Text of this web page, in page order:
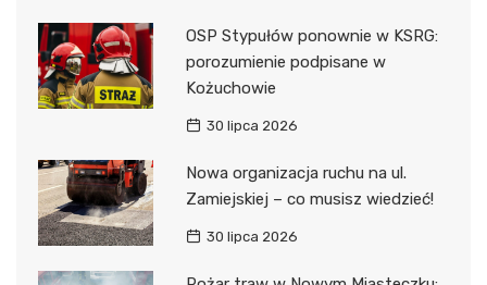
OSP Stypułów ponownie w KSRG:
porozumienie podpisane w
Kożuchowie
30 lipca 2026
Nowa organizacja ruchu na ul.
Zamiejskiej – co musisz wiedzieć!
30 lipca 2026